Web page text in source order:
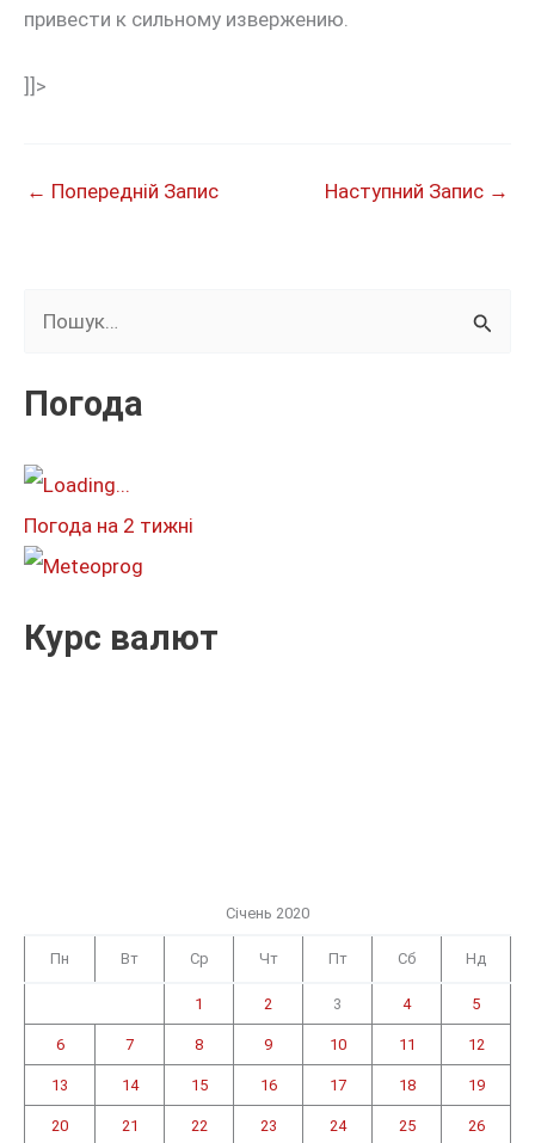
привести к сильному извержению.
]]>
← Попередній Запис Наступний Запис →
к
т
:
Погода
Погода на 2 тижні
Курс валют
Січень 2020
Пн Вт Ср Чт Пт Сб Нд
1 2 3 4 5
6 7 8 9 10 11 12
13 14 15 16 17 18 19
20 21 22 23 24 25 26